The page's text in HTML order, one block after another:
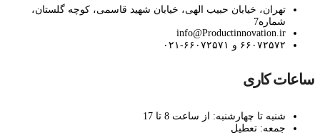
تهران، خیابان حبیب الهی، خیابان شهید قاسمی، کوچه گلستان،
شماره7
info@Productinnovation.ir
۶۶۰۷۲۵۷۲ و ۶۶۰۷۲۵۷۱-۰۲۱
ساعات کاری
شنبه تا چهارشنبه: از ساعت 8 تا 17
جمعه: تعطیل